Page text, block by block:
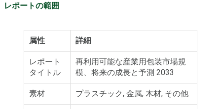
レポートの範囲
属性 詳細
レポート
タイトル
再利用可能な産業用包装市場規
模、将来の成長と予測 2033
素材 プラスチック, 金属, 木材, その他